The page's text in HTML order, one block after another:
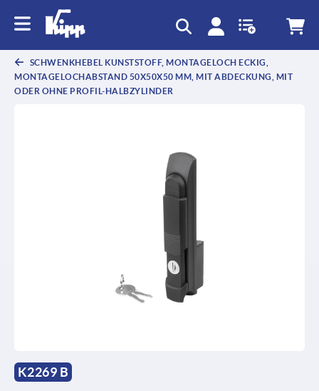
SCHWENKHEBEL KUNSTSTOFF, MONTAGELOCH ECKIG,
MONTAGELOCHABSTAND 50X50X50 MM, MIT ABDECKUNG, MIT
ODER OHNE PROFIL-HALBZYLINDER
K2269 B